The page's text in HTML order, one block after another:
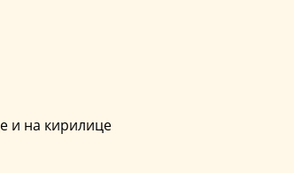
и на кирилице